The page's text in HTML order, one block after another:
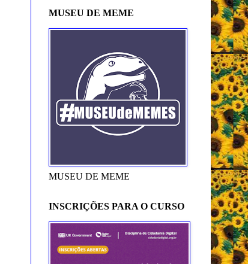
MUSEU DE MEME
MUSEU DE MEME
INSCRIÇÕES PARA O CURSO